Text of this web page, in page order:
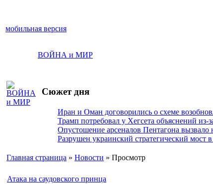
мобильная версия
ВОЙНА и МИР
Сюжет дня
Иран и Оман договорились о схеме
Трамп потребовал у Хегсета объяснений из-
Опустошение арсеналов Пентагона
Разрушен украинский стратегический мост в
Главная страница » Новости » Просмотр
Атака на саудовского принца